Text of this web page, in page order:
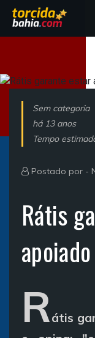
Sem categoria
há 13 anos
Tempo
Postado por -
Rátis
Rátis